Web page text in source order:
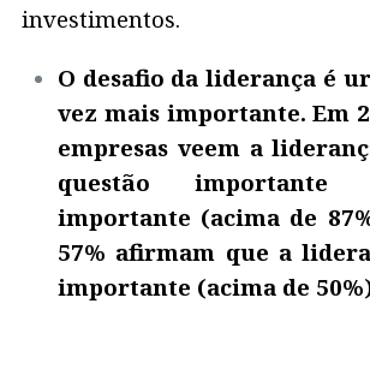
investimentos.
O desafio da liderança é
vez mais importante. Em
empresas veem a
questão
importante (acima de
57% afirmam que a
importante (acima de